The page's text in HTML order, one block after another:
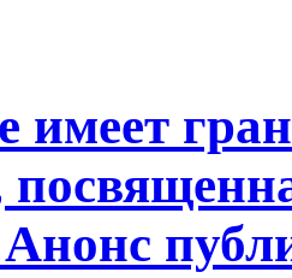
имеет